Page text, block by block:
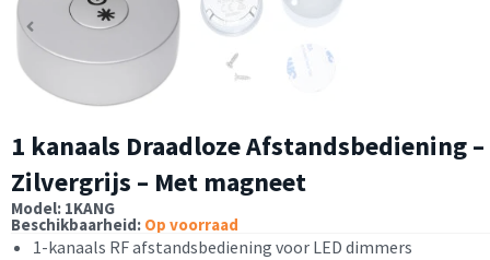
1 kanaals Draadloze Afstandsbediening –
Zilvergrijs – Met magneet
Model: 1KANG
Beschikbaarheid: Op voorraad
1-kanaals RF afstandsbediening voor LED dimmers